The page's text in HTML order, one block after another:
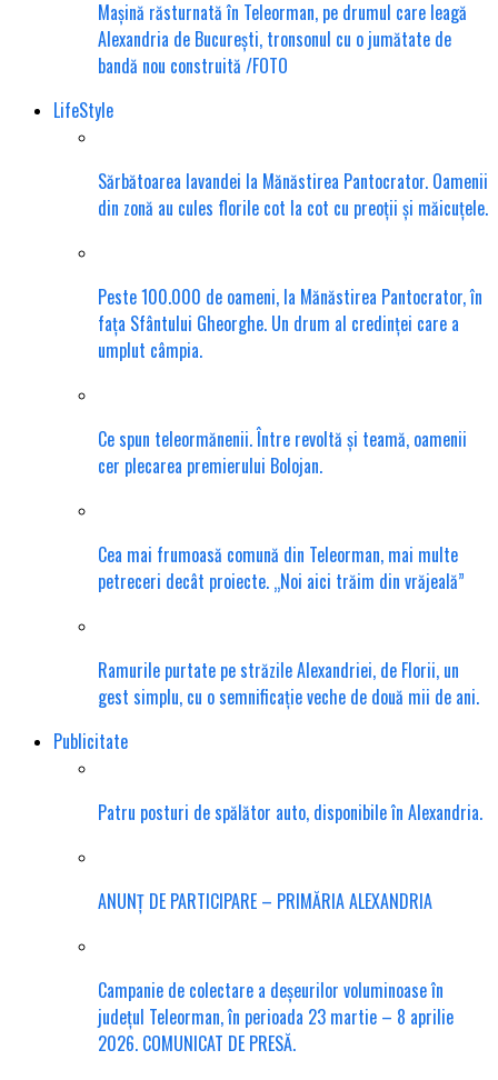
Mașină răsturnată în Teleorman, pe drumul care leagă
Alexandria de București, tronsonul cu o jumătate de
bandă nou construită /FOTO
LifeStyle
Sărbătoarea lavandei la Mănăstirea Pantocrator. Oamenii
din zonă au cules florile cot la cot cu preoții și măicuțele.
Peste 100.000 de oameni, la Mănăstirea Pantocrator, în
fața Sfântului Gheorghe. Un drum al credinței care a
umplut câmpia.
Ce spun teleormănenii. Între revoltă și teamă, oamenii
cer plecarea premierului Bolojan.
Cea mai frumoasă comună din Teleorman, mai multe
petreceri decât proiecte. „Noi aici trăim din vrăjeală”
Ramurile purtate pe străzile Alexandriei, de Florii, un
gest simplu, cu o semnificație veche de două mii de ani.
Publicitate
Patru posturi de spălător auto, disponibile în Alexandria.
ANUNȚ DE PARTICIPARE – PRIMĂRIA ALEXANDRIA
Campanie de colectare a deșeurilor voluminoase în
județul Teleorman, în perioada 23 martie – 8 aprilie
2026. COMUNICAT DE PRESĂ.